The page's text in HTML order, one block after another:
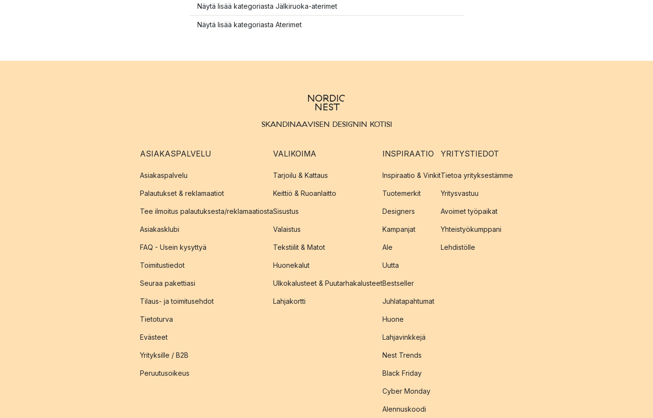
Näytä lisää kategoriasta Jälkiruoka-aterimet
Näytä lisää kategoriasta Aterimet
SKANDINAAVISEN DESIGNIN KOTISI
ASIAKASPALVELU
Asiakaspalvelu
Palautukset & reklamaatiot
Tee ilmoitus palautuksesta/reklamaatiosta
Asiakasklubi
FAQ - Usein kysyttyä
Toimitustiedot
Seuraa pakettiasi
Tilaus- ja toimitusehdot
Tietoturva
Evästeet
Yrityksille / B2B
Peruutusoikeus
VALIKOIMA
Tarjoilu & Kattaus
Keittiö & Ruoanlaitto
Sisustus
Valaistus
Tekstiilit & Matot
Huonekalut
Ulkokalusteet & Puutarhakalusteet
Lahjakortti
INSPIRAATIO
Inspiraatio & Vinkit
Tuotemerkit
Designers
Kampanjat
Ale
Uutta
Bestseller
Juhlatapahtumat
Huone
Lahjavinkkejä
Nest Trends
Black Friday
Cyber Monday
Alennuskoodi
YRITYSTIEDOT
Tietoa yrityksestämme
Yritysvastuu
Avoimet työpaikat
Yhteistyökumppani
Lehdistölle